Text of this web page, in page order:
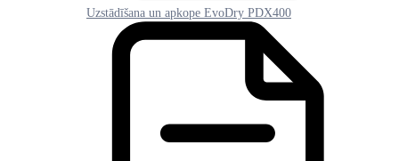
Uzstādīšana un apkope EvoDry PDX400